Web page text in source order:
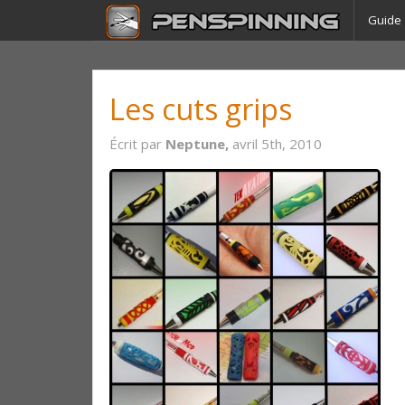
Guide
Les cuts grips
Écrit par Neptune, avril 5th, 2010